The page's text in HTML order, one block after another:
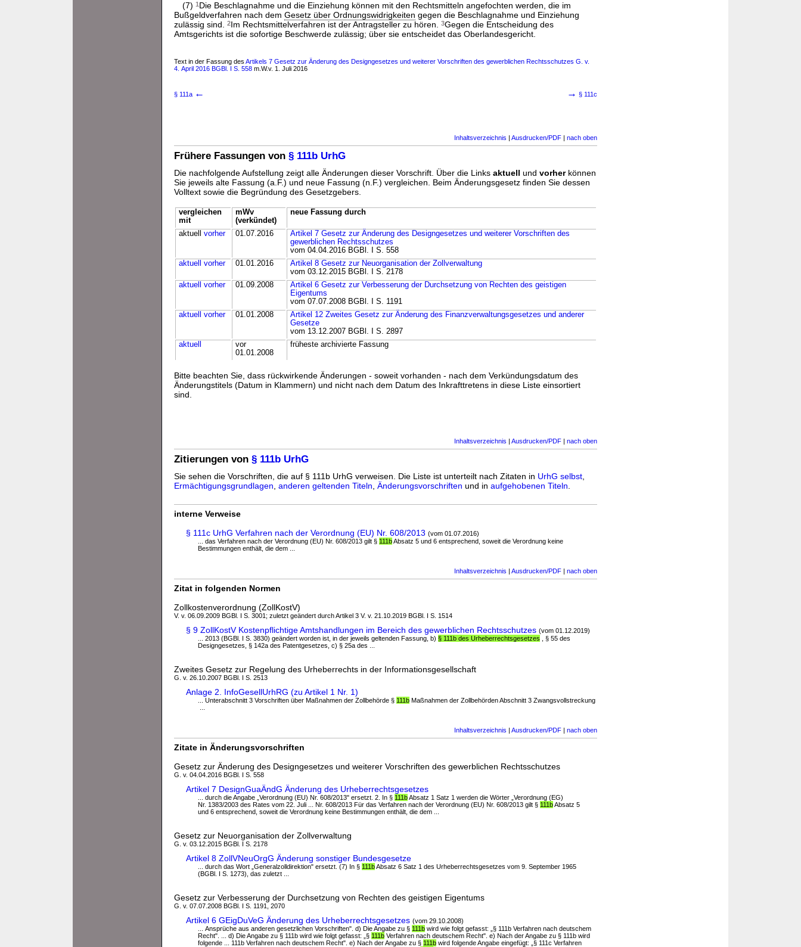
(7) 1Die Beschlagnahme und die Einziehung können mit den Rechtsmitteln angefochten werden, die im
Bußgeldverfahren nach dem Gesetz über Ordnungswidrigkeiten gegen die Beschlagnahme und Einziehung
zulässig sind.
2Im Rechtsmittelverfahren ist der Antragsteller zu hören. 3Gegen die Entscheidung des
Amtsgerichts ist die sofortige Beschwerde zulässig; über sie entscheidet das Oberlandesgericht.
Text in der Fassung des Artikels 7 Gesetz zur Änderung des Designgesetzes und weiterer Vorschriften des gewerblichen Rechtsschutzes G. v.
4. April 2016 BGBl. I S. 558 m.W.v. 1. Juli 2016
§ 111a ← → § 111c
Inhaltsverzeichnis | Ausdrucken/PDF | nach oben
Frühere Fassungen von § 111b UrhG
Die nachfolgende Aufstellung zeigt alle Änderungen dieser Vorschrift. Über die Links aktuell und vorherkönnen
Sie jeweils alte Fassung (a.F.) und neue Fassung (n.F.) vergleichen. Beim Änderungsgesetz finden Sie dessen
Volltext sowie die Begründung des Gesetzgebers.
vergleichen
mit
mWv
(verkündet)
neue Fassung durch
aktuell vorher 01.07.2016
Artikel 7 Gesetz zur Änderung des Designgesetzes und weiterer Vorschriften des
gewerblichen Rechtsschutzes
vom 04.04.2016 BGBl. I S. 558
aktuell
vorher 01.01.2016
Artikel 8 Gesetz zur Neuorganisation der Zollverwaltung
vom 03.12.2015 BGBl. I S. 2178
aktuell
vorher 01.09.2008
Artikel 6 Gesetz zur Verbesserung der Durchsetzung von Rechten des geistigen
Eigentums
vom 07.07.2008 BGBl. I S. 1191
aktuell
vorher 01.01.2008
Artikel 12 Zweites Gesetz zur Änderung des Finanzverwaltungsgesetzes und anderer
Gesetze
vom 13.12.2007 BGBl. I S. 2897
aktuell
vor
01.01.2008
früheste archivierte Fassung
Bitte beachten Sie, dass rückwirkende Änderungen - soweit vorhanden - nach dem Verkündungsdatum des
Änderungstitels (Datum in Klammern) und nicht nach dem Datum des Inkrafttretens in diese Liste einsortiert
sind.
Inhaltsverzeichnis | Ausdrucken/PDF | nach oben
Zitierungen von § 111b UrhG
Sie sehen die Vorschriften, die auf § 111b UrhG verweisen. Die Liste ist unterteilt nach Zitaten in UrhG selbst
Ermächtigungsgrundlagen anderen geltenden Titeln Änderungsvorschriften und in aufgehobenen Titeln
interne Verweise
§ 111c UrhG Verfahren nach der Verordnung (EU) Nr. 608/2013 (vom 01.07.2016)
... das Verfahren nach der Verordnung (EU) Nr. 608/2013 gilt § 111bAbsatz 5 und 6 entsprechend, soweit die Verordnung keine
Bestimmungen enthält, die dem ...
Inhaltsverzeichnis | Ausdrucken/PDF | nach oben
Zitat in folgenden Normen
Zollkostenverordnung (ZollKostV)
V. v. 06.09.2009 BGBl. I S. 3001; zuletzt geändert durch Artikel 3 V. v. 21.10.2019 BGBl. I S. 1514
§ 9 ZollKostV Kostenpflichtige Amtshandlungen im Bereich des gewerblichen Rechtsschutzes (vom 01.12.2019)
... 2013 (BGBl. I S. 3830) geändert worden ist, in der jeweils geltenden Fassung, b) § 111b des Urheberrechtsgesetzes , § 55 des
Designgesetzes, § 142a des Patentgesetzes, c) § 25a des ...
Zweites Gesetz zur Regelung des Urheberrechts in der Informationsgesellschaft
G. v. 26.10.2007 BGBl. I S. 2513
Anlage 2. InfoGesellUrhRG (zu Artikel 1 Nr. 1)
... Unterabschnitt 3 Vorschriften über Maßnahmen der Zollbehörde § 111b Maßnahmen der Zollbehörden Abschnitt 3 Zwangsvollstreckung
Inhaltsverzeichnis | Ausdrucken/PDF | nach oben
Zitate in Änderungsvorschriften
Gesetz zur Änderung des Designgesetzes und weiterer Vorschriften des gewerblichen Rechtsschutzes
G. v. 04.04.2016 BGBl. I S. 558
Artikel 7 DesignGuaÄndG Änderung des Urheberrechtsgesetzes
... durch die Angabe „Verordnung (EU) Nr. 608/2013" ersetzt. 2. In § 111bAbsatz 1 Satz 1 werden die Wörter „Verordnung (EG)
Nr. 1383/2003 des Rates vom 22. Juli ... Nr. 608/2013 Für das Verfahren nach der Verordnung (EU) Nr. 608/2013 gilt § 111bAbsatz 5
und 6 entsprechend, soweit die Verordnung keine Bestimmungen enthält, die dem ...
Gesetz zur Neuorganisation der Zollverwaltung
G. v. 03.12.2015 BGBl. I S. 2178
Artikel 8 ZollVNeuOrgG Änderung sonstiger Bundesgesetze
... durch das Wort „Generalzolldirektion" ersetzt. (7) In § 111bAbsatz 6 Satz 1 des Urheberrechtsgesetzes vom 9. September 1965
(BGBl. I S. 1273), das zuletzt ...
Gesetz zur Verbesserung der Durchsetzung von Rechten des geistigen Eigentums
G. v. 07.07.2008 BGBl. I S. 1191, 2070
Artikel 6 GEigDuVeG Änderung des Urheberrechtsgesetzes (vom 29.10.2008)
... Ansprüche aus anderen gesetzlichen Vorschriften". d) Die Angabe zu § 111b wird wie folgt gefasst: „§ 111b Verfahren nach deutschem
Recht". ... d) Die Angabe zu § 111b wird wie folgt gefasst: „§ 111b Verfahren nach deutschem Recht". e) Nach der Angabe zu § 111b wird
folgende ... 111b Verfahren nach deutschem Recht". e) Nach der Angabe zu § 111b wird folgende Angabe eingefügt: „§ 111c Verfahren